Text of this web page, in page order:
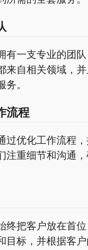
有一支专业的团
来自相关领域，
务。
流程
过优化工作流程
注重细节和沟通
终把客户放在首
目标，并根据客